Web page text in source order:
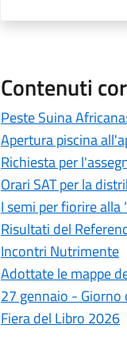
Contenuti
Peste Suina
Apertura piscina
Richiesta per
Orari SAT per la
I semi per fiorire
Risultati del
Incontri Nutrimente
Adottate le mappe
27 gennaio -
Fiera del Libro 2026